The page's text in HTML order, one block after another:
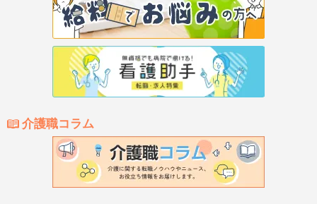
介護職コラム